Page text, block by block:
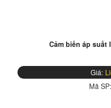
Cảm biến áp suất
Giá:
Mã SP: